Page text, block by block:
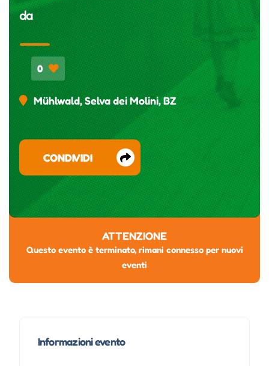
da
0
Mühlwald, Selva dei Molini, BZ
CONDIVIDI
ATTENZIONE
Questo evento è terminato, rimani connesso per nuovi
eventi
Informazioni evento